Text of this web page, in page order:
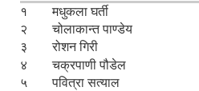
१
मधुकला घर्ती
२
चोलाकान्त पाण्डेय
३
रोशन गिरी
४
चक्रपाणी पौडेल
५
पवित्रा सत्याल